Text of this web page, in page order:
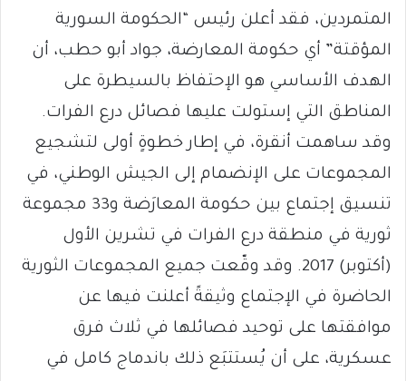
المتمردين، فقد أعلن رئيس “الحكومة السورية
المؤقتة” أي حكومة المعارضة، جواد أبو حطب، أن
الهدف الأساسي هو الإحتفاظ بالسيطرة على
المناطق التي إستولت عليها فصائل درع الفرات.
وقد ساهمت أنقرة، في إطار خطوةٍ أولى لتشجيع
المجموعات على الإنضمام إلى الجيش الوطني، في
تنسيق إجتماع بين حكومة المعارَضة و33 مجموعة
ثورية في منطقة درع الفرات في تشرين الأول
(أكتوبر) 2017. وقد وقّعت جميع المجموعات الثورية
الحاضرة في الإجتماع وثيقةً أعلنت فيها عن
موافقتها على توحيد فصائلها في ثلاث فرق
عسكرية، على أن يُستتبَع ذلك باندماج كامل في